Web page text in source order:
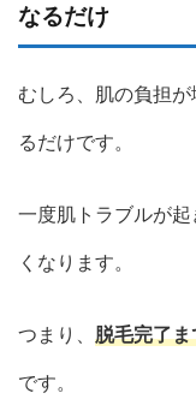
なるだけ
むしろ、肌の負担
るだけです。
一度肌トラブルが
くなります。
つまり、 脱毛完了
です。